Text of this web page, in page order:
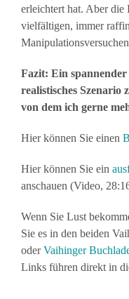
erleichtert hat. Aber die
vielfältigen, immer
Fazit: Ein
realistisches
von dem ich gerne
Hier können Sie einen
Hier können Sie ein
anschauen (Video,
Wenn Sie Lust
Sie es in den beiden
oderVaihinger
Links führen direkt in